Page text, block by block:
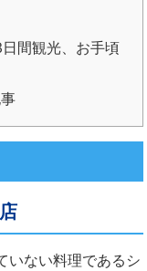
間観光、お手頃
いない料理であるシ